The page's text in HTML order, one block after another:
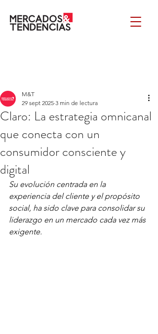
Claro: La estrategia omnicanal
que conecta con un
consumidor consciente y
digital
M&T
29 sept 2025 3 min de lectura
Su evolución centrada en la
experiencia del cliente y el propósito
social, ha sido clave para consolidar su
liderazgo en un mercado cada vez más
exigente.